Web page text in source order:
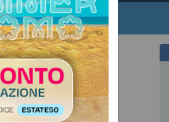
reddito da
modalità,